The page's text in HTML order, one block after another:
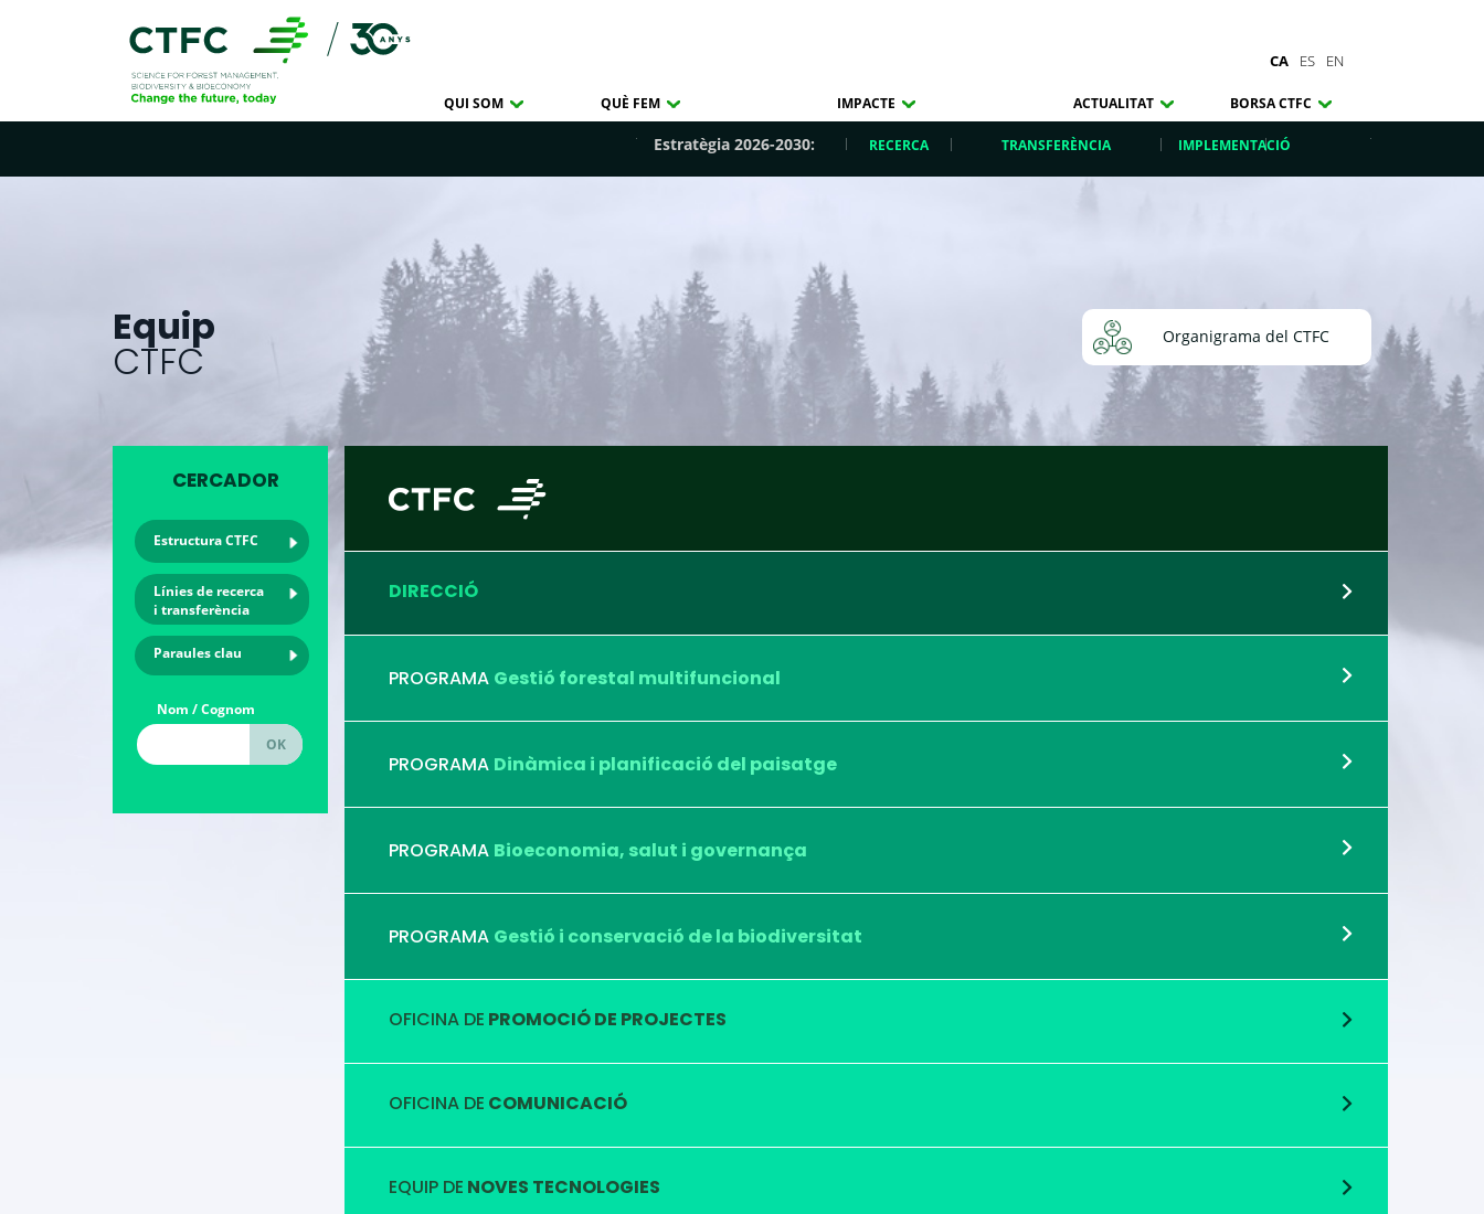
CA ES EN
QUI SOM QUÈ FEM IMPACTE ACTUALITAT BORSA CTFC
Estratègia 2026-2030: RECERCA TRANSFERÈNCIA IMPLEMENTACIÓ
Equip
CTFC
Organigrama del CTFC
CERCADOR
Estructura CTFC
Línies de recerca
i transferència
Paraules clau
Nom / Cognom
DIRECCIÓ
PROGRAMA Gestió forestal multifuncional
PROGRAMA Dinàmica i planificació del paisatge
PROGRAMA Bioeconomia, salut i governança
PROGRAMA Gestió i conservació de la biodiversitat
OFICINA DE PROMOCIÓ DE PROJECTES
OFICINA DE COMUNICACIÓ
EQUIP DE NOVES TECNOLOGIES